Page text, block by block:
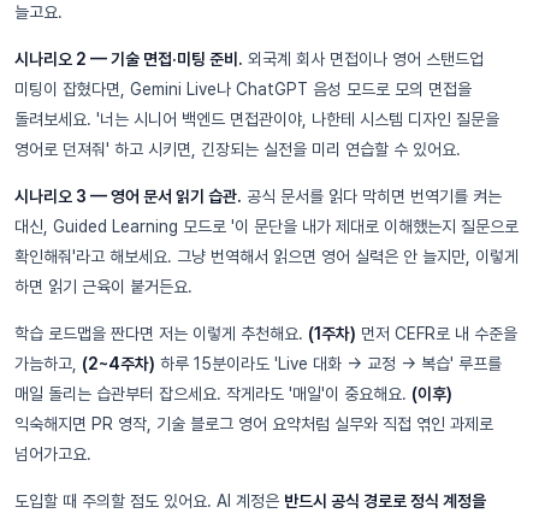
늘고요.
시나리오 2 — 기술 면접·미팅 준비. 외국계 회사 면접이나 영어 스탠드업
미팅이 잡혔다면, Gemini Live나 ChatGPT 음성 모드로 모의 면접을
돌려보세요. '너는 시니어 백엔드 면접관이야, 나한테 시스템 디자인 질문을
영어로 던져줘' 하고 시키면, 긴장되는 실전을 미리 연습할 수 있어요.
시나리오 3 — 영어 문서 읽기 습관. 공식 문서를 읽다 막히면 번역기를 켜는
대신, Guided Learning 모드로 '이 문단을 내가 제대로 이해했는지 질문으로
확인해줘'라고 해보세요. 그냥 번역해서 읽으면 영어 실력은 안 늘지만, 이렇게
하면 읽기 근육이 붙거든요.
학습 로드맵을 짠다면 저는 이렇게 추천해요. (1주차) 먼저 CEFR로 내 수준을
가늠하고, (2~4주차) 하루 15분이라도 'Live 대화 → 교정 → 복습' 루프를
매일 돌리는 습관부터 잡으세요. 작게라도 '매일'이 중요해요. (이후)
익숙해지면 PR 영작, 기술 블로그 영어 요약처럼 실무와 직접 엮인 과제로
넘어가고요.
도입할 때 주의할 점도 있어요. AI 계정은 반드시 공식 경로로 정식 계정을